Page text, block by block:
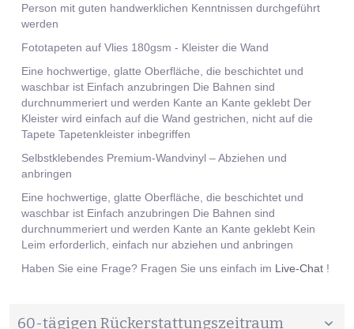
Person mit guten handwerklichen Kenntnissen durchgeführt
werden
Fototapeten auf Vlies 180gsm - Kleister die Wand
Eine hochwertige, glatte Oberfläche, die beschichtet und
waschbar ist Einfach anzubringen Die Bahnen sind
durchnummeriert und werden Kante an Kante geklebt Der
Kleister wird einfach auf die Wand gestrichen, nicht auf die
Tapete Tapetenkleister inbegriffen
Selbstklebendes Premium-Wandvinyl – Abziehen und
anbringen
Eine hochwertige, glatte Oberfläche, die beschichtet und
waschbar ist Einfach anzubringen Die Bahnen sind
durchnummeriert und werden Kante an Kante geklebt Kein
Leim erforderlich, einfach nur abziehen und anbringen
Haben Sie eine Frage? Fragen Sie uns einfach im Live-Chat !
60-tägigen Rückerstattungszeitraum